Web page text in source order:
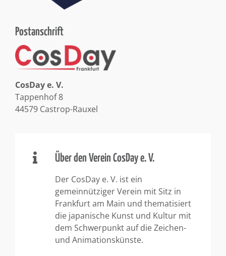
Postanschrift
CosDay e. V.
Tappenhof 8
44579 Castrop-Rauxel
Über den Verein CosDay e. V.
Der CosDay e. V. ist ein
gemeinnütziger Verein mit Sitz in
Frankfurt am Main und thematisiert
die japanische Kunst und Kultur mit
dem Schwerpunkt auf die Zeichen-
und Animationskünste.